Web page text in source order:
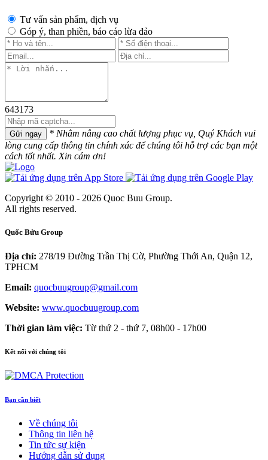
Tư vấn sản phẩm, dịch vụ
Góp ý, than phiền, báo cáo lừa đảo
643173
Gửi ngay
* Nhằm nâng cao chất lượng phục vụ, Quý Khách vui
lòng cung cấp thông tin chính xác để chúng tôi hỗ trợ các bạn một
cách tốt nhất. Xin cám ơn!
Copyright © 2010 - 2026 Quoc Buu Group.
All rights reserved.
Quốc Bửu Group
Địa chỉ: 278/19 Đường Trần Thị Cờ, Phường Thới An, Quận 12,
TPHCM
Email: quocbuugroup@gmail.com
Website: www.quocbuugroup.com
Thời gian làm việc: Từ thứ 2 - thứ 7, 08h00 - 17h00
Kết nối với chúng tôi
Bạn cần biết
Về chúng tôi
Thông tin liên hệ
Tin tức sự kiện
Hướng dẫn sử dụng